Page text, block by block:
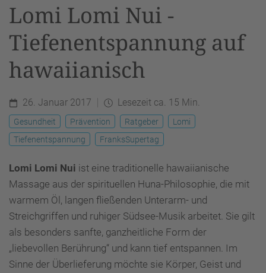
Lomi Lomi Nui -
Tiefenentspannung auf
hawaiianisch
26. Januar 2017 Lesezeit ca. 15 Min.
Gesundheit Prävention Ratgeber
Lomi
Tiefenentspannung
FranksSupertag
Lomi Lomi Nui ist eine traditionelle hawaiianische
Massage aus der spirituellen Huna-Philosophie, die mit
warmem Öl, langen fließenden Unterarm- und
Streichgriffen und ruhiger Südsee-Musik arbeitet. Sie gilt
als besonders sanfte, ganzheitliche Form der
„liebevollen Berührung“ und kann tief entspannen. Im
Sinne der Überlieferung möchte sie Körper, Geist und